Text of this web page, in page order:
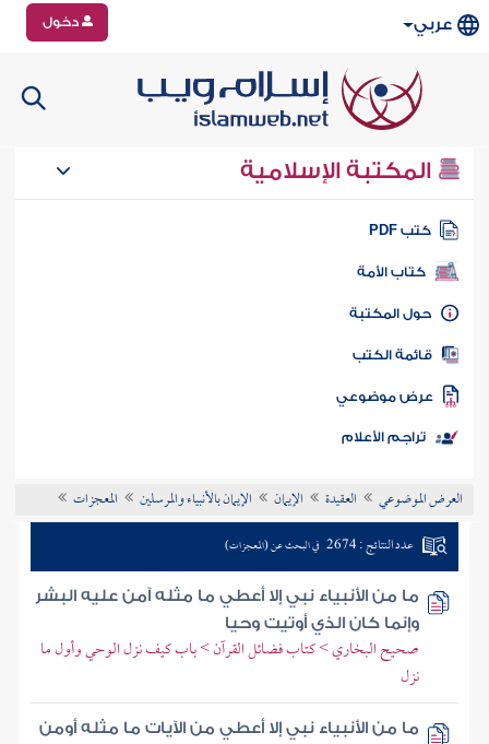
عربي دخول
المكتبة الإسلامية
كتب PDF
كتاب الأمة
المكتبة
الكتب
موضوعي
تراجم الأعلام
العرض الموضوعي العقيدة الإيمان الإيمان بالأنبياء والمرسلين المعجزات
عدد النتائج : 2674 في البحث عن (المعجزات)
ما من الأنبياء نبي إلا أعطي ما مثله آمن عليه البشر
وإنما كان الذي أوتيت وحيا
صحيح البخاري > كتاب فضائل القرآن > باب كيف نزل الوحي وأول ما
نزل
ما من الأنبياء نبي إلا أعطي من الآيات ما مثله أومن